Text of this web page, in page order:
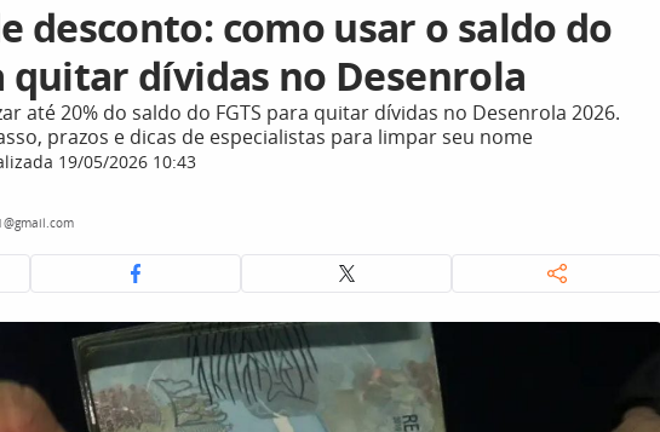
desconto: como usar o saldo do
quitar dívidas no Desenrola
até 20% do saldo do FGTS para quitar dívidas no Desenrola 2026.
prazos e dicas de especialistas para limpar seu nome
19/05/2026 10:43